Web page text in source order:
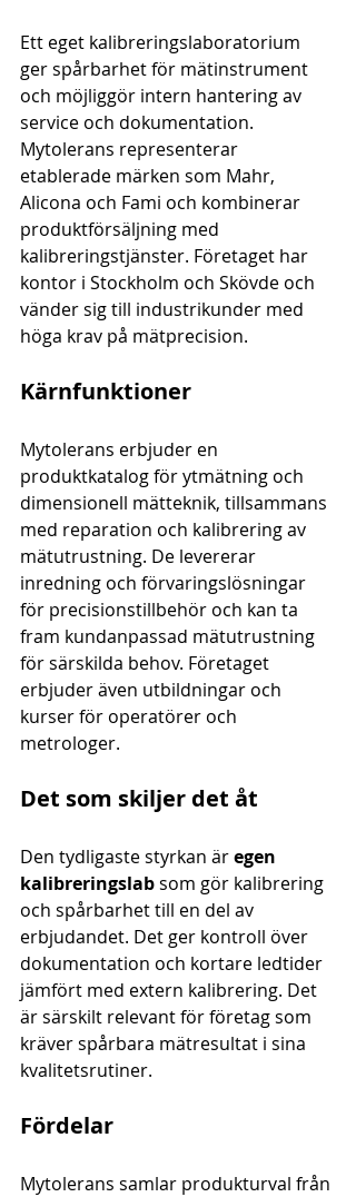
Ett eget kalibreringslaboratorium
ger spårbarhet för mätinstrument
och möjliggör intern hantering av
service och dokumentation.
Mytolerans representerar
etablerade märken som Mahr,
Alicona och Fami och kombinerar
produktförsäljning med
kalibreringstjänster. Företaget har
kontor i Stockholm och Skövde och
vänder sig till industrikunder med
höga krav på mätprecision.
Kärnfunktioner
Mytolerans erbjuder en
produktkatalog för ytmätning och
dimensionell mätteknik, tillsammans
med reparation och kalibrering av
mätutrustning. De levererar
inredning och förvaringslösningar
för precisionstillbehör och kan ta
fram kundanpassad mätutrustning
för särskilda behov. Företaget
erbjuder även utbildningar och
kurser för operatörer och
metrologer.
Det som skiljer det åt
Den tydligaste styrkan är egen
kalibreringslab som gör kalibrering
och spårbarhet till en del av
erbjudandet. Det ger kontroll över
dokumentation och kortare ledtider
jämfört med extern kalibrering. Det
är särskilt relevant för företag som
kräver spårbara mätresultat i sina
kvalitetsrutiner.
Fördelar
Mytolerans samlar produkturval från